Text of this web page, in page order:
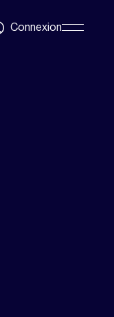
ConnexionSkip